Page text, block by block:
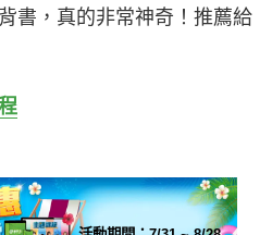
書，真的非常神奇！推薦給